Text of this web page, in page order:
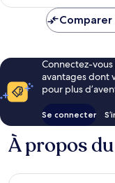
Connectez-
avantages dont
pour plus
Se connecter
À propos